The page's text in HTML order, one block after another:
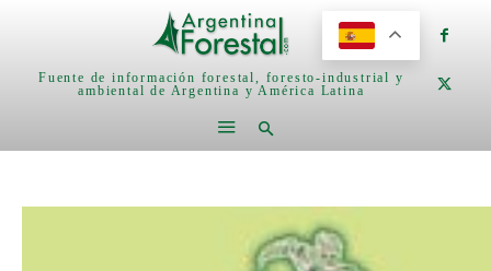
Fuente de información forestal, foresto-industrial y
ambiental de Argentina y América Latina